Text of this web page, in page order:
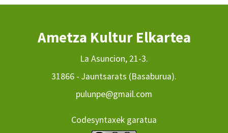
Ametza Kultur Elkartea
La Asuncion, 21-3.
31866 - Jauntsarats (Basaburua).
pulunpe@gmail.com
Codesyntaxek garatua